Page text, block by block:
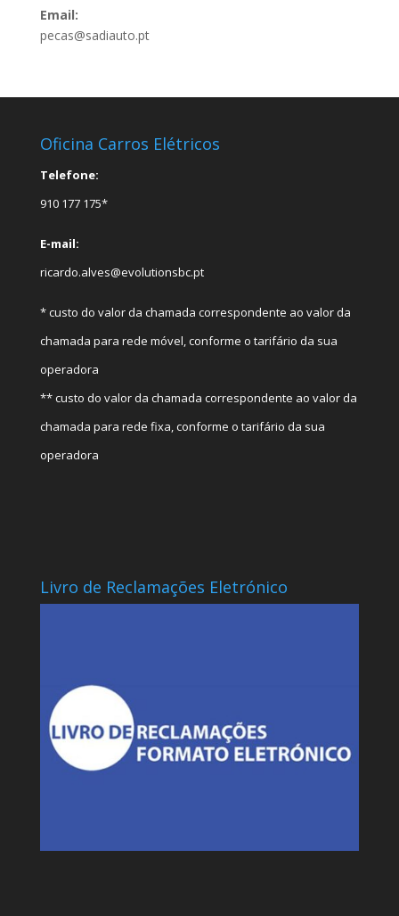
Email:
pecas@sadiauto.pt
Oficina Carros Elétricos
Telefone:
910 177 175*
E-mail:
ricardo.alves@evolutionsbc.pt
* custo do valor da chamada correspondente ao valor da
chamada para rede móvel, conforme o tarifário da sua
operadora
** custo do valor da chamada correspondente ao valor da
chamada para rede fixa, conforme o tarifário da sua
operadora
Livro de Reclamações Eletrónico